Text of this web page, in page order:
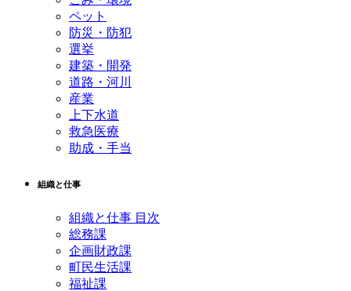
ペット
防災・防犯
選挙
建築・開発
道路・河川
産業
上下水道
救急医療
助成・手当
組織と仕事
組織と仕事 目次
総務課
企画財政課
町民生活課
福祉課